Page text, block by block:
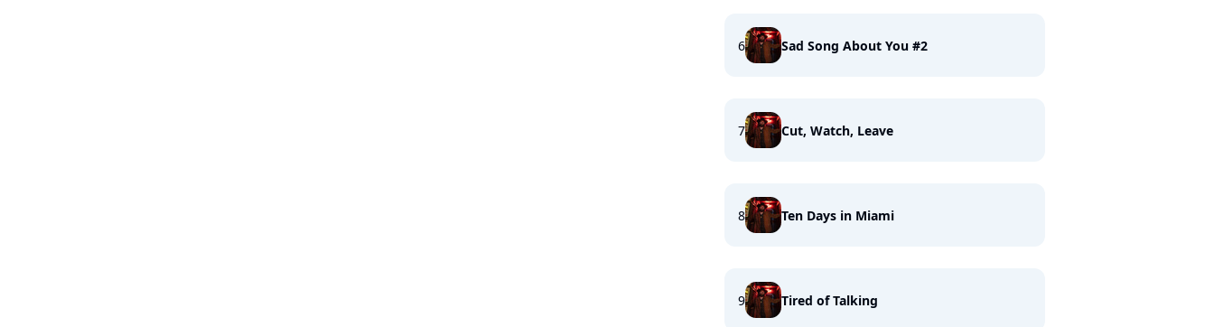
6 Sad Song About You #2
7 Cut, Watch, Leave
8 Ten Days in Miami
9 Tired of Talking